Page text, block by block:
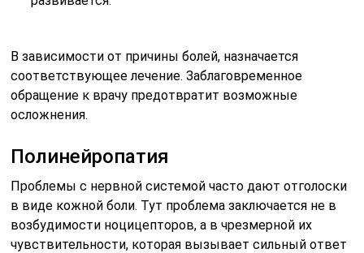
В зависимости от причины болей, назначается
соответствующее лечение. Заблаговременное
обращение к врачу предотвратит возможные
осложнения.
Полинейропатия
Проблемы с нервной системой часто дают отголоски
в виде кожной боли. Тут проблема заключается не в
возбудимости ноцицепторов, а в чрезмерной их
чувствительности, которая вызывает сильный ответ